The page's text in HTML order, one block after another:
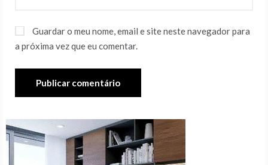
Guardar o meu nome, email e site neste navegador para
a próxima vez que eu comentar.